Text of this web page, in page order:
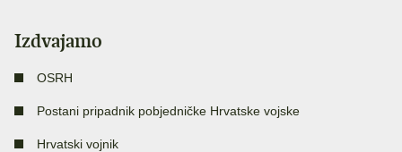
Izdvajamo
OSRH
Postani pripadnik pobjedničke Hrvatske vojske
Hrvatski vojnik